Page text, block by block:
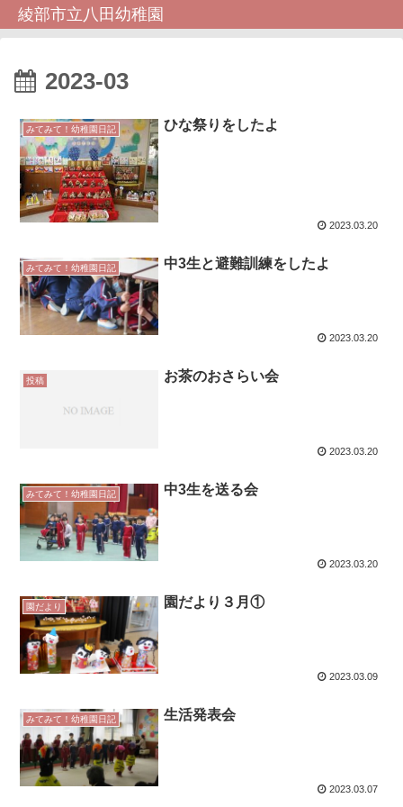
綾部市立八田幼稚園
2023-03
みてみて！幼稚園日記 ひな祭りをしたよ
2023.03.20
みてみて！幼稚園日記 中3生と避難訓練をしたよ
2023.03.20
投稿 お茶のおさらい会
2023.03.20
みてみて！幼稚園日記 中3生を送る会
2023.03.20
園だより 園だより３月①
2023.03.09
みてみて！幼稚園日記 生活発表会
2023.03.07